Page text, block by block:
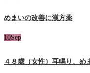
めまいの改善に漢方薬
10Sep
４８歳（女性）耳鳴り、め